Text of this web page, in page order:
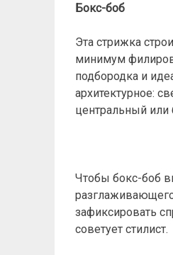
Бокс-боб
Эта стрижка
минимум
подбородка и
архитектурное:
центральный или
Чтобы бокс-боб
зафиксировать
советует стилист.